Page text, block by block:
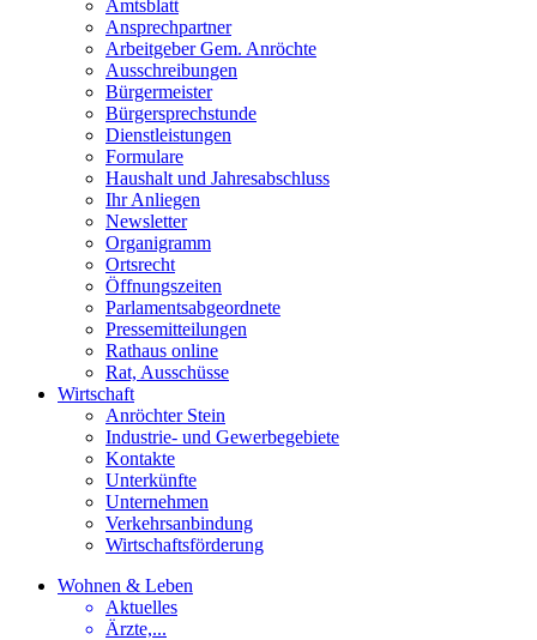
Amtsblatt
Ansprechpartner
Arbeitgeber Gem. Anröchte
Ausschreibungen
Bürgermeister
Bürgersprechstunde
Dienstleistungen
Formulare
Haushalt und Jahresabschluss
Ihr Anliegen
Newsletter
Organigramm
Ortsrecht
Öffnungszeiten
Parlamentsabgeordnete
Pressemitteilungen
Rathaus online
Rat, Ausschüsse
Wirtschaft
Anröchter Stein
Industrie- und Gewerbegebiete
Kontakte
Unterkünfte
Unternehmen
Verkehrsanbindung
Wirtschaftsförderung
Wohnen & Leben
Aktuelles
Ärzte,...